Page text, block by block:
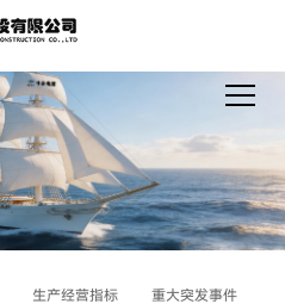
生产经营指标 重大突发事件